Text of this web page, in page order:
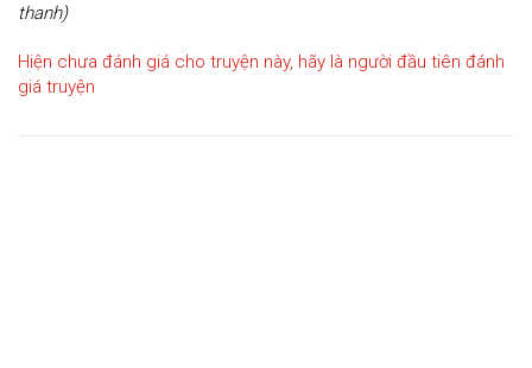
thanh)
Hiện chưa đánh giá cho truyện này, hãy là người đầu tiên đánh
giá truyện